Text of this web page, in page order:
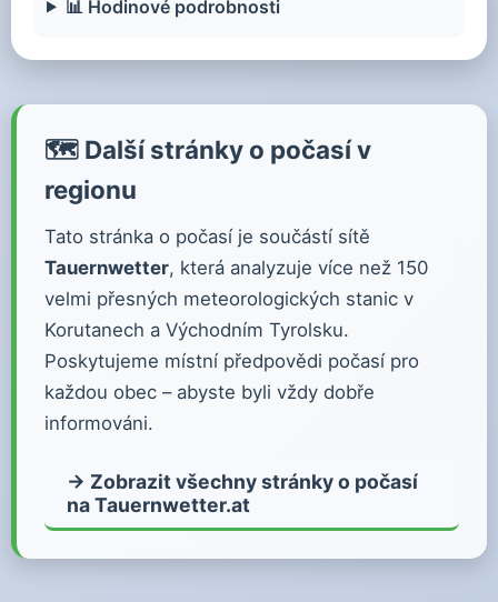
📊 Hodinové podrobnosti
🗺️ Další stránky o počasí v
regionu
Tato stránka o počasí je součástí sítě
Tauernwetter, která analyzuje více než 150
velmi přesných meteorologických stanic v
Korutanech a Východním Tyrolsku.
Poskytujeme místní předpovědi počasí pro
každou obec – abyste byli vždy dobře
informováni.
→ Zobrazit všechny stránky o počasí
na Tauernwetter.at